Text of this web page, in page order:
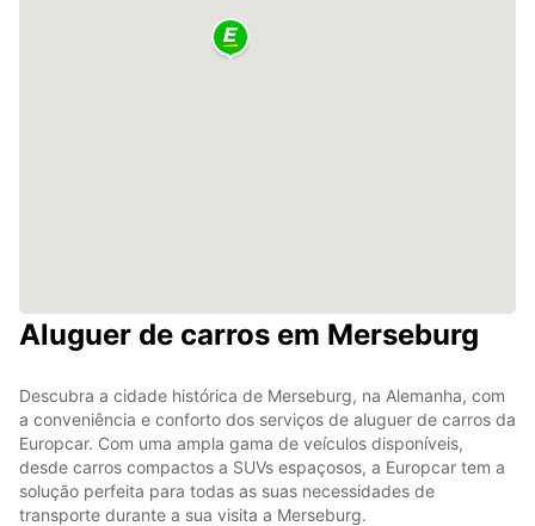
Aluguer de carros em Merseburg
Descubra a cidade histórica de Merseburg, na Alemanha, com
a conveniência e conforto dos serviços de aluguer de carros da
Europcar. Com uma ampla gama de veículos disponíveis,
desde carros compactos a SUVs espaçosos, a Europcar tem a
solução perfeita para todas as suas necessidades de
transporte durante a sua visita a Merseburg.